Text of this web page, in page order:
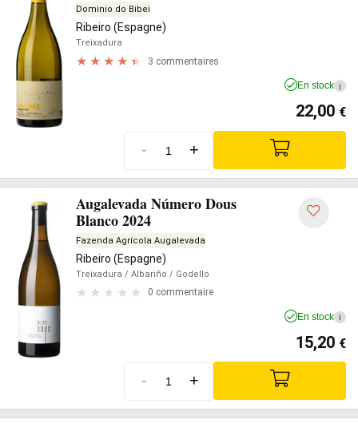
Dominio do Bibei
Ribeiro (Espagne)
Treixadura
3 commentaires
En stock i
22,00 €
- +
Augalevada Número Dous
Blanco 2024
Fazenda Agrícola Augalevada
Ribeiro (Espagne)
Treixadura / Albariño / Godello
0 commentaire
En stock i
15,20 €
- +